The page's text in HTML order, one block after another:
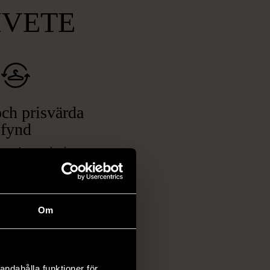
Om
prisvärda
fynd
ett brett utbud av
kläder och möbler
elektronik i våra
föremål som
vanliga butiker.